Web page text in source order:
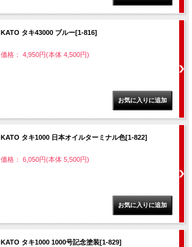
KATO タキ43000 ブルー[1-816]
価格： 4,950円(本体 4,500円)
KATO タキ1000 日本オイルターミナル色[1-822]
価格： 6,050円(本体 5,500円)
KATO タキ1000 1000号記念塗装[1-829]